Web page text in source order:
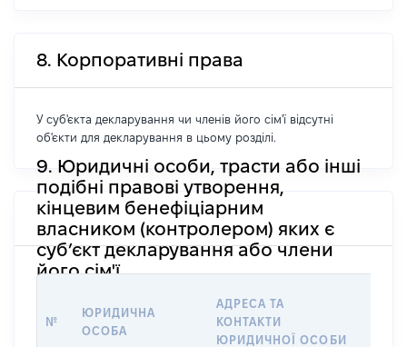
8. Корпоративні права
У суб'єкта декларування чи членів його сім'ї відсутні
об'єкти для декларування в цьому розділі.
9. Юридичні особи, трасти або інші
подібні правові утворення,
кінцевим бенефіціарним
власником (контролером) яких є
суб’єкт декларування або члени
його сім'ї
№
ЮРИДИЧНА
ОСОБА
АДРЕСА ТА
КОНТАКТИ
ЮРИДИЧНОЇ ОСОБИ